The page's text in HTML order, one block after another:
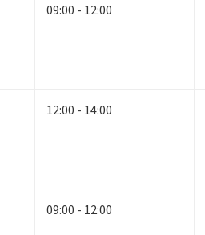
09:00 - 12:00
12:00 - 14:00
09:00 - 12:00